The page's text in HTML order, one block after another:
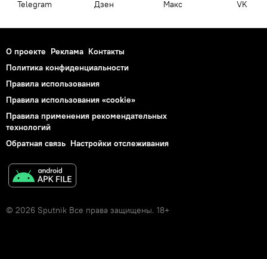
Telegram Дзен Макс VK
О проекте Реклама Контакты
Политика конфиденциальности
Правила использования
Правила использования «cookie»
Правила применения рекомендательных
технологий
Обратная связь Настройки отслеживания
© 2026 Sputnik Все права защищены. 18+